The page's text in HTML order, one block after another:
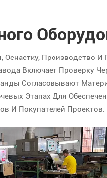
Оснастку,
Включает Проверку
Согласовывают
Этапах Для
И Покупателей Проектов.